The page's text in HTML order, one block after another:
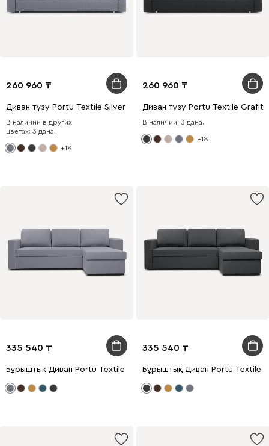
260 960
Диван түзу Portu Textile Silver
В наличии в других
цветах: 3 дана.
+18
260 960
Диван түзу Portu Textile Grafit
В наличии: 3 дана.
+18
335 540
Бұрыштық Диван Portu Textile Silver
335 540
Бұрыштық Диван Portu Textile